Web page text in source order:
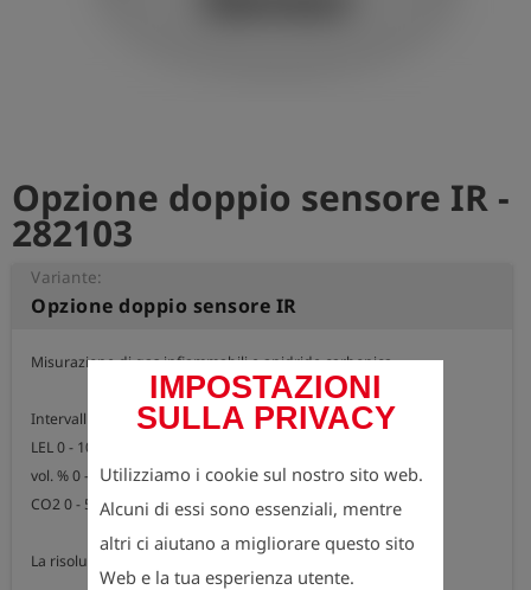
IMPOSTAZIONI
SULLA PRIVACY
Utilizziamo i cookie sul nostro sito web.
Alcuni di essi sono essenziali, mentre
altri ci aiutano a migliorare questo sito
Web e la tua esperienza utente.
Opzione doppio sensore IR -
282103
Variante:
Opzione doppio sensore IR
Misurazione di gas infiammabili e anidride carbonica
Intervalli di misurazione:
LEL 0 - 100% LEL Metano
vol. % 0 - 100 vol.% Metano
CO2 0 - 5 Vol.%
La risoluzione dipende dall'applicazione selezionata.